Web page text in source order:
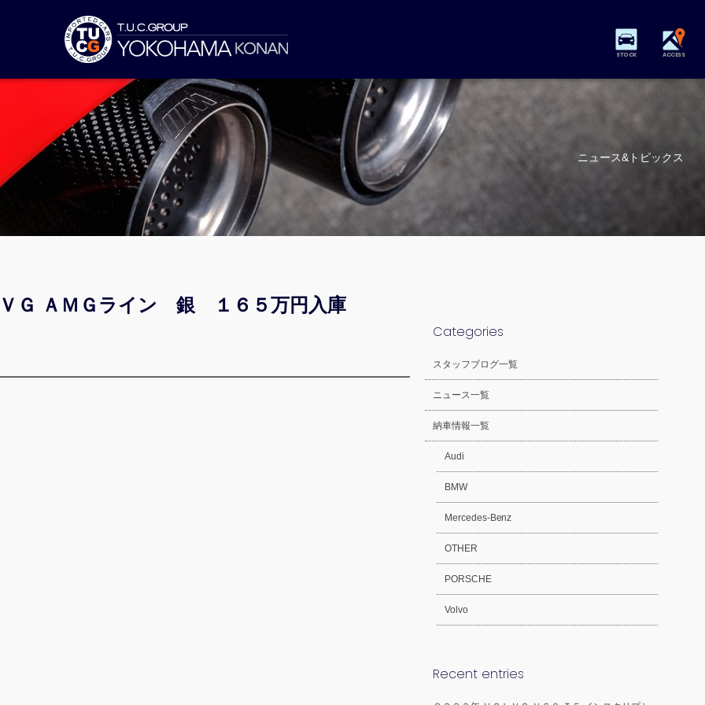
STOCK ACCESS
ニュース&トピックス
ＶＧ ＡＭＧライン 銀 １６５万円入庫
Categories
スタッフブログ一覧
ニュース一覧
納車情報一覧
Audi
BMW
Mercedes-Benz
OTHER
PORSCHE
Volvo
Recent entries